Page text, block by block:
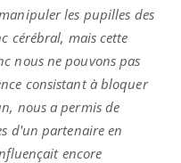
les pupilles des
cérébral, mais cette
nous ne pouvons pas
consistant à bloquer
nous a permis de
d'un partenaire en
encore